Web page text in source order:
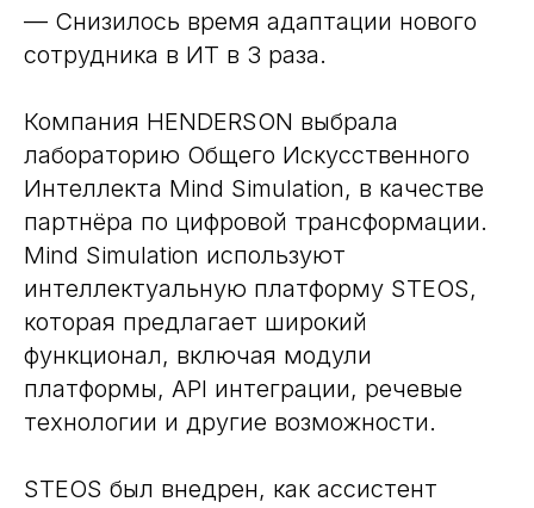
— Снизилось время адаптации нового
сотрудника в ИТ в 3 раза.
Компания HENDERSON выбрала
лабораторию Общего Искусственного
Интеллекта Mind Simulation, в качестве
партнёра по цифровой трансформации.
Mind Simulation используют
интеллектуальную платформу STEOS,
которая предлагает широкий
функционал, включая модули
платформы, API интеграции, речевые
технологии и другие возможности.
STEOS был внедрен, как ассистент